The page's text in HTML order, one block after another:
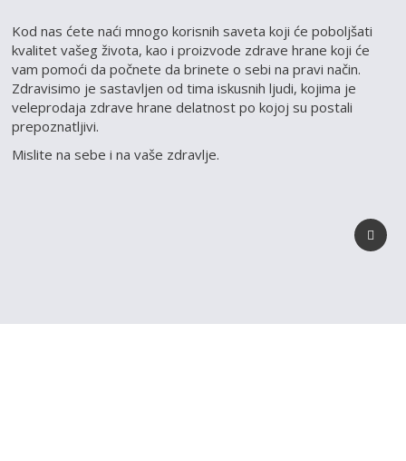
Kod nas ćete naći mnogo korisnih saveta koji će poboljšati
kvalitet vašeg života, kao i proizvode zdrave hrane koji će
vam pomoći da počnete da brinete o sebi na pravi način.
Zdravisimo je sastavljen od tima iskusnih ljudi, kojima je
veleprodaja zdrave hrane delatnost po kojoj su postali
prepoznatljivi.
Mislite na sebe i na vaše zdravlje.